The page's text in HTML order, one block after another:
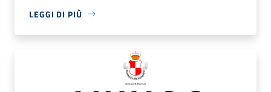
LEGGI DI PIÙ